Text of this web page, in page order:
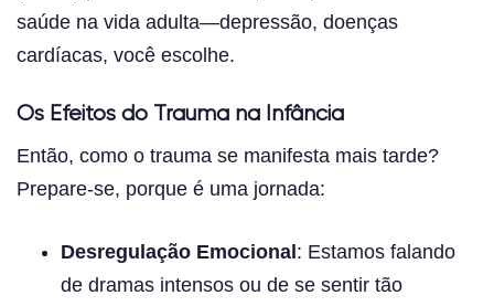
saúde na vida adulta—depressão, doenças
cardíacas, você escolhe.
Os Efeitos do Trauma na Infância
Então, como o trauma se manifesta mais tarde?
Prepare-se, porque é uma jornada:
Desregulação Emocional : Estamos falando
de dramas intensos ou de se sentir tão